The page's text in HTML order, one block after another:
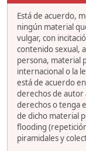
Está de acuerdo,
ningún material
vulgar, con
contenido sexual,
persona, material
internacional o la
está de acuerdo
derechos de autor
derechos o tenga
de dicho material
flooding
piramidales y